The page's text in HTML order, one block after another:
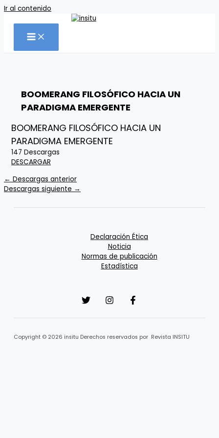
Ir al contenido
BOOMERANG FILOSÓFICO HACIA UN
PARADIGMA EMERGENTE
BOOMERANG FILOSÓFICO HACIA UN
PARADIGMA EMERGENTE
147 Descargas
DESCARGAR
← Descargas anterior
Descargas siguiente →
Declaración Ética
Noticia
Normas de publicación
Estadística
Copyright © 2026 insitu Derechos reservados por Revista INSITU